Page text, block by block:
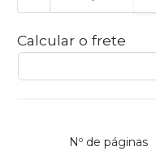
Calcular o frete
Nº de páginas